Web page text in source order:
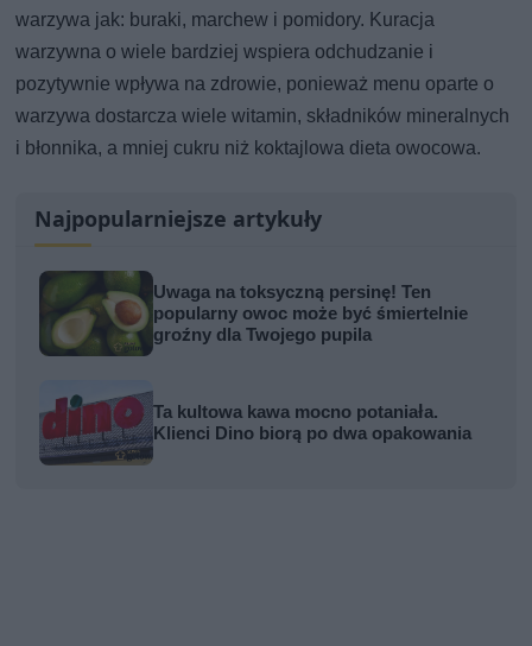
warzywa jak: buraki, marchew i pomidory. Kuracja
warzywna o wiele bardziej wspiera odchudzanie i
pozytywnie wpływa na zdrowie, ponieważ menu oparte o
warzywa dostarcza wiele witamin, składników mineralnych
i błonnika, a mniej cukru niż koktajlowa dieta owocowa.
Najpopularniejsze artykuły
Uwaga na toksyczną persinę! Ten
popularny owoc może być śmiertelnie
groźny dla Twojego pupila
Ta kultowa kawa mocno potaniała.
Klienci Dino biorą po dwa opakowania